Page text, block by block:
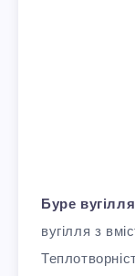
Буре вугілля
вугілля з